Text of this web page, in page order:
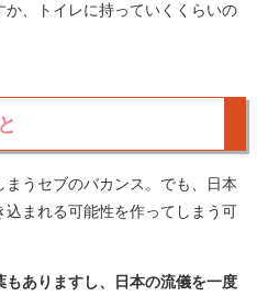
、トイレに持っていくくらいの
うセブのバカンス。でも、日本
まれる可能性を作ってしまう可
ありますし、日本の流儀を一度